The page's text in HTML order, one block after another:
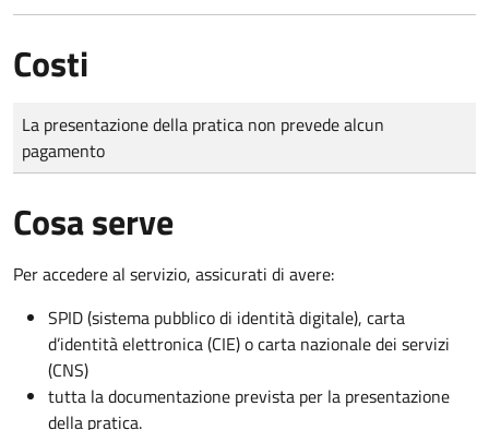
Costi
Tipo di pagamento
Importo
La presentazione della pratica non prevede alcun
pagamento
Cosa serve
Per accedere al servizio, assicurati di avere:
SPID (sistema pubblico di identità digitale), carta
d’identità elettronica (CIE) o carta nazionale dei servizi
(CNS)
tutta la documentazione prevista per la presentazione
della pratica.